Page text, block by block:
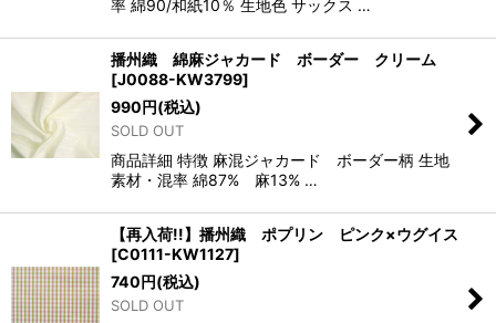
率 綿90/和紙10％ 生地色 サックス …
播州織 綿麻ジャカード ボーダー クリーム
[J0088-KW3799]
990円(税込)
SOLD OUT
商品詳細 特徴 麻混ジャカード ボーダー柄 生地
素材・混率 綿87% 麻13% …
【再入荷!!】播州織 ポプリン ピンク×ウグイス
[C0111-KW1127]
740円(税込)
SOLD OUT